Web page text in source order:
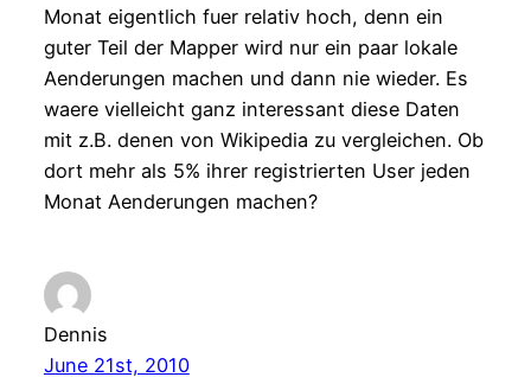
Monat eigentlich fuer relativ hoch, denn ein
guter Teil der Mapper wird nur ein paar lokale
Aenderungen machen und dann nie wieder. Es
waere vielleicht ganz interessant diese Daten
mit z.B. denen von Wikipedia zu vergleichen. Ob
dort mehr als 5% ihrer registrierten User jeden
Monat Aenderungen machen?
Dennis
June 21st, 2010